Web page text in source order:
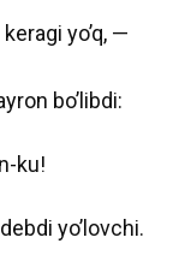
yo’q, —
bo’libdi:
ku!
yo’lovchi.